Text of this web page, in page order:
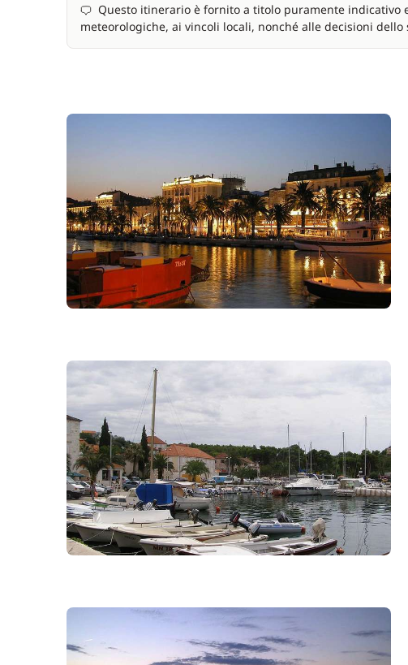
Questo itinerario è fornito a titolo puramente indicativo
meteorologiche, ai vincoli locali, nonché alle decisioni dello